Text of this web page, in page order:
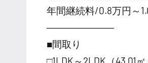
年間継続料/0.8万円～
―――――――
■間取り
□1LDK～2LDK（43.01㎡